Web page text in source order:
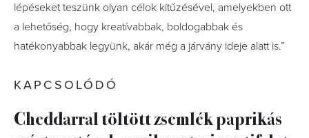
lépéseket teszünk olyan célok kitűzésével, amelyekben ott
a lehetőség, hogy kreatívabbak, boldogabbak és
hatékonyabbak legyünk, akár még a járvány ideje alatt is.”
KAPCSOLÓDÓ
Cheddarral töltött zsemlék paprikás